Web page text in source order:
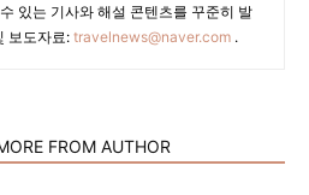
있는 기사와 해설 콘텐츠를 꾸준히 발
보도자료: travelnews@naver.com.
FROM AUTHOR